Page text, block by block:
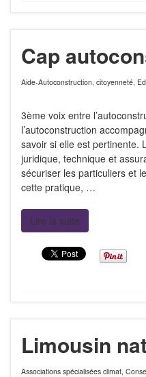
Cap
Aide-Autoconstruction, citoyenneté,
3ème voix entre
l’autoconstruction
savoir si elle est pertinente.
juridique, technique et
sécuriser les particuliers et
cette pratique, …
Lire la suite
Limousin
Associations spécialisées climat,